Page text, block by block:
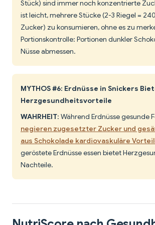
Stück) sind immer noch konzentrierte
ist leicht, mehrere Stücke (2-3 Riegel =
Zucker) zu konsumieren, ohne es zu
Portionskontrolle: Portionen dunkler
Nüsse abmessen.
MYTHOS #6: Erdnüsse in Snickers
Herzgesundheitsvorteile
WAHRHEIT: Während Erdnüsse gesunde
negieren zugesetzter Zucker und
aus Schokolade kardiovaskuläre
geröstete Erdnüsse essen bietet
Nachteile.